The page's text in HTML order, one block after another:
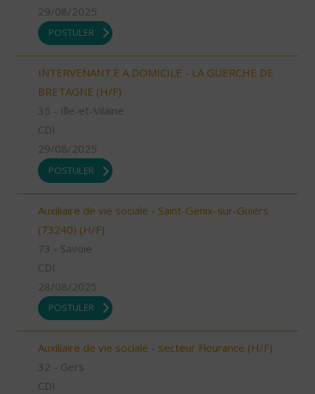
29/08/2025
POSTULER
INTERVENANT.E A DOMICILE - LA GUERCHE DE
BRETAGNE (H/F)
35 - Ille-et-Vilaine
CDI
29/08/2025
POSTULER
Auxiliaire de vie sociale - Saint-Genix-sur-Guiers
(73240) (H/F)
73 - Savoie
CDI
28/08/2025
POSTULER
Auxiliaire de vie sociale - secteur Fleurance (H/F)
32 - Gers
CDI